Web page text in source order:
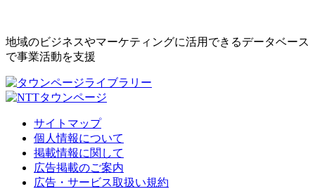
地域のビジネスやマーケティングに活用できるデータベース
で事業活動を支援
サイトマップ
個人情報について
掲載情報に関して
広告掲載のご案内
広告・サービス取扱い規約